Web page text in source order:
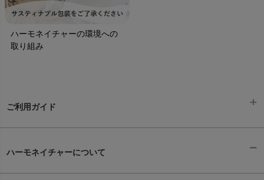
ハーモネイチャーの環境への
取り組み
ご利用ガイド
ハーモネイチャーについて